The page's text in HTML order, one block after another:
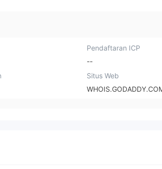
Pendaftaran ICP
--
Situs Web